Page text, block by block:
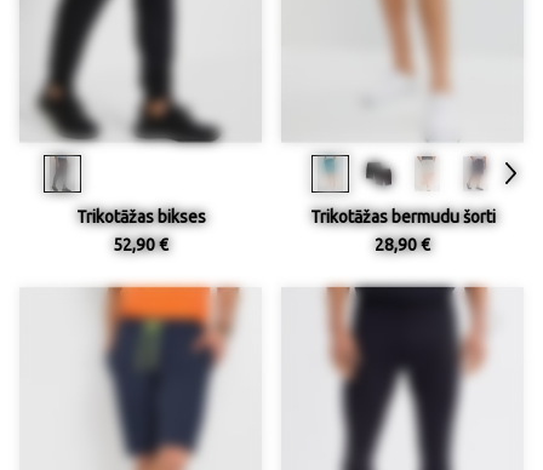
Trikotāžas bikses
52,90 €
Trikotāžas bermudu šorti
28,90 €